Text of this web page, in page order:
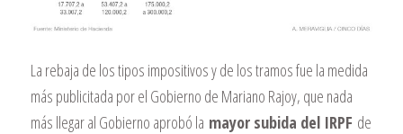
La rebaja de los tipos impositivos y de los tramos fue la medida
más publicitada por el Gobierno de Mariano Rajoy, que nada
más llegar al Gobierno aprobó la mayor subida del IRPF de